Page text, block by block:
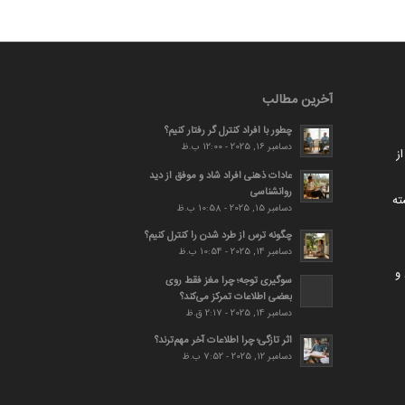
و
آخرین مطالب
چطور با افراد کنترل گر رفتار کنیم؟
دسامبر 16, 2025 - 12:00 ب.ظ
عادات ذهنی افراد شاد و موفق از دید
روانشناسی
دسامبر 15, 2025 - 10:58 ب.ظ
چگونه ترس از طرد شدن را کنترل کنیم؟
دسامبر 14, 2025 - 10:54 ب.ظ
سوگیری توجه؛ چرا مغز فقط روی
بعضی اطلاعات تمرکز می‌کند؟
دسامبر 14, 2025 - 2:17 ق.ظ
اثر تازگی؛ چرا اطلاعات آخر مهم‌ترند؟
دسامبر 12, 2025 - 7:52 ب.ظ